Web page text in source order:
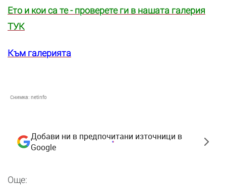
Ето и кои са те - проверете ги в нашата галерия
ТУК
Към галерията
Снимка: netinfo
Добави ни в предпочитани източници в
Google
Още: